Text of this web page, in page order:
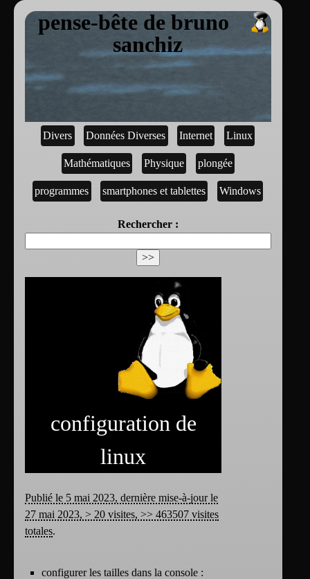
pense-bête de bruno
sanchiz
Divers Données Diverses Internet Linux
Mathématiques Physique plongée
programmes smartphones et tablettes Windows
Rechercher :
configuration de
linux
Publié le 5 mai 2023, dernière mise-à-jour le
27 mai 2023, > 20 visites, >> 463507 visites
totales.
configurer les tailles dans la console :